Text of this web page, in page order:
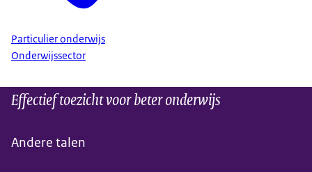
Particulier onderwijs
Onderwijssector
Effectief toezicht voor beter onderwijs
Andere talen